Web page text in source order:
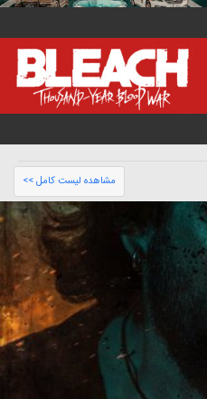
مشاهده لیست کامل >>